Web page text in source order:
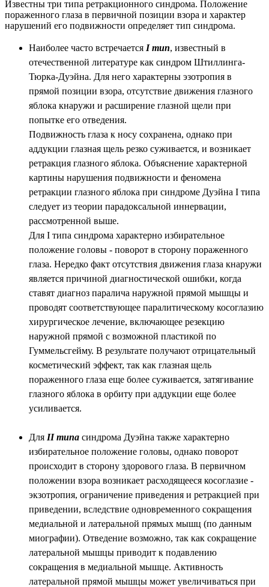
Известны три типа ретракционного синдрома. Положение
пораженного глаза в первичной позиции взора и характер
нарушений его подвижности определяет тип синдрома.
Наиболее часто встречается I тип, известный в
отечественной литературе как синдром Штиллинга-
Тюрка-Дуэйна. Для него характерны эзотропия в
прямой позиции взора, отсутствие движения глазного
яблока кнаружи и расширение глазной щели при
попытке его отведения.
Подвижность глаза к носу сохранена, однако при
аддукции глазная щель резко суживается, и возникает
ретракция глазного яблока. Объяснение характерной
картины нарушения подвижности и феномена
ретракции глазного яблока при синдроме Дуэйна I типа
следует из теории парадоксальной иннервации,
рассмотренной выше.
Для I типа синдрома характерно избирательное
положение головы - поворот в сторону пораженного
глаза. Нередко факт отсутствия движения глаза кнаружи
является причиной диагностической ошибки, когда
ставят диагноз паралича наружной прямой мышцы и
проводят соответствующее паралитическому косоглазию
хирургическое лечение, включающее резекцию
наружной прямой с возможной пластикой по
Гуммельсгейму. В результате получают отрицательный
косметический эффект, так как глазная щель
пораженного глаза еще более суживается, затягивание
глазного яблока в орбиту при аддукции еще более
усиливается.
Для II типа синдрома Дуэйна также характерно
избирательное положение головы, однако поворот
происходит в сторону здорового глаза. В первичном
положении взора возникает расходящееся косоглазие -
экзотропия, ограничение приведения и ретракцией при
приведении, вследствие одновременного сокращения
медиальной и латеральной прямых мышц (по данным
миографии). Отведение возможно, так как сокращение
латеральной мышцы приводит к подавлению
сокращения в медиальной мышце. Активность
латеральной прямой мышцы может увеличиваться при